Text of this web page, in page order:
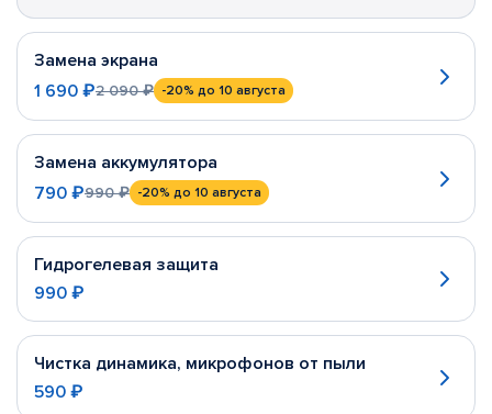
Замена экрана
1 690 ₽2 090 ₽ -20% до 10 августа
Замена аккумулятора
790 ₽990 ₽ -20% до 10 августа
Гидрогелевая защита
990 ₽
Чистка динамика, микрофонов от пыли
590 ₽